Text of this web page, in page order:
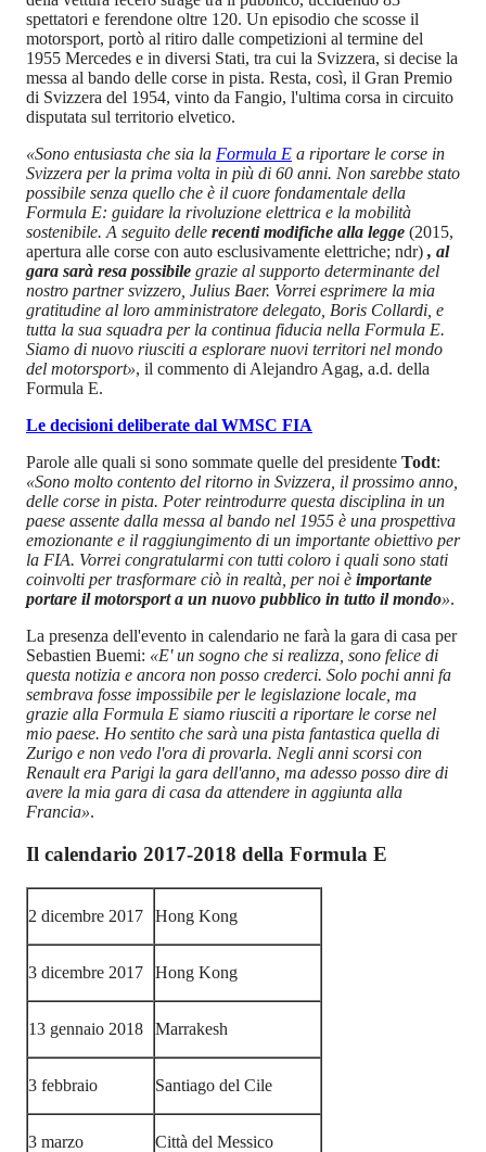
spettatori e ferendone oltre 120. Un episodio che scosse il
motorsport, portò al ritiro dalle competizioni al termine del
1955 Mercedes e in diversi Stati, tra cui la Svizzera, si decise la
messa al bando delle corse in pista. Resta, così, il Gran Premio
di Svizzera del 1954, vinto da Fangio, l'ultima corsa in circuito
disputata sul territorio elvetico.
«Sono entusiasta che sia la Formula E a riportare le corse in
Svizzera per la prima volta in più di 60 anni. Non sarebbe stato
possibile senza quello che è il cuore fondamentale della
Formula E: guidare la rivoluzione elettrica e la mobilità
sostenibile. A seguito delle recenti modifiche alla legge (2015,
apertura alle corse con auto esclusivamente elettriche; ndr) , al
gara sarà resa possibile grazie al supporto determinante del
nostro partner svizzero, Julius Baer. Vorrei esprimere la mia
gratitudine al loro amministratore delegato, Boris Collardi, e
tutta la sua squadra per la continua fiducia nella Formula E.
Siamo di nuovo riusciti a esplorare nuovi territori nel mondo
del motorsport», il commento di Alejandro Agag, a.d. della
Formula E.
Le decisioni deliberate dal WMSC FIA
Parole alle quali si sono sommate quelle del presidente Todt:
«Sono molto contento del ritorno in Svizzera, il prossimo anno,
delle corse in pista. Poter reintrodurre questa disciplina in un
paese assente dalla messa al bando nel 1955 è una prospettiva
emozionante e il raggiungimento di un importante obiettivo per
la FIA. Vorrei congratularmi con tutti coloro i quali sono stati
coinvolti per trasformare ciò in realtà, per noi è importante
portare il motorsport a un nuovo pubblico in tutto il mondo».
La presenza dell'evento in calendario ne farà la gara di casa per
Sebastien Buemi: «E' un sogno che si realizza, sono felice di
questa notizia e ancora non posso crederci. Solo pochi anni fa
sembrava fosse impossibile per le legislazione locale, ma
grazie alla Formula E siamo riusciti a riportare le corse nel
mio paese. Ho sentito che sarà una pista fantastica quella di
Zurigo e non vedo l'ora di provarla. Negli anni scorsi con
Renault era Parigi la gara dell'anno, ma adesso posso dire di
avere la mia gara di casa da attendere in aggiunta alla
Francia».
Il calendario 2017-2018 della Formula E
2 dicembre 2017 Hong Kong
3 dicembre 2017 Hong Kong
13 gennaio 2018 Marrakesh
3 febbraio Santiago del Cile
3 marzo Città del Messico